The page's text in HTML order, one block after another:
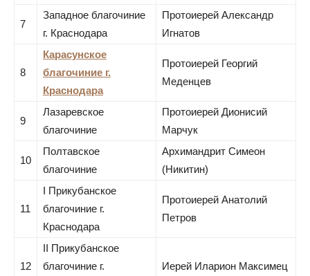
7
Западное благочиние
г. Краснодара
Протоиерей Александр
Игнатов
8
Карасунское
благочиние г.
Краснодара
Протоиерей Георгий
Меденцев
9
Лазаревское
благочиние
Протоиерей Дионисий
Марчук
10
Полтавское
благочиние
Архимандрит Симеон
(Никитин)
11
I Прикубанское
благочиние г.
Краснодара
Протоиерей Анатолий
Петров
12
II Прикубанское
благочиние г.
Иерей Иларион Максимец